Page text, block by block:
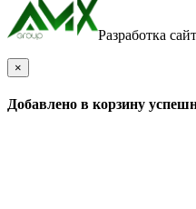
Разработка
×
Добавлено в корзину